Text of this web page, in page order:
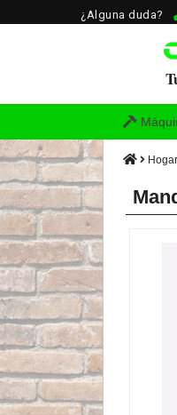
¿Alguna duda?